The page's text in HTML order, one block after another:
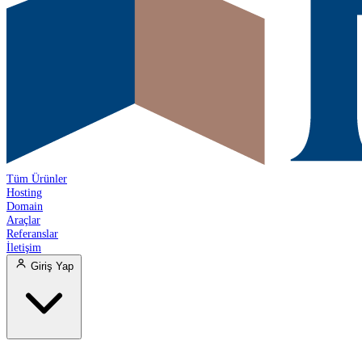
Tüm Ürünler
Hosting
Domain
Araçlar
Referanslar
İletişim
Giriş Yap